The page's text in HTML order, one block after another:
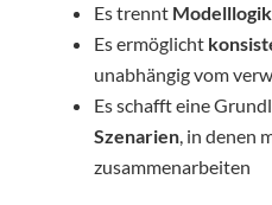
Es trennt Modelllogik
Es ermöglicht
unabhängig vom
Es schafft eine
Szenarien, in denen
zusammenarbeiten